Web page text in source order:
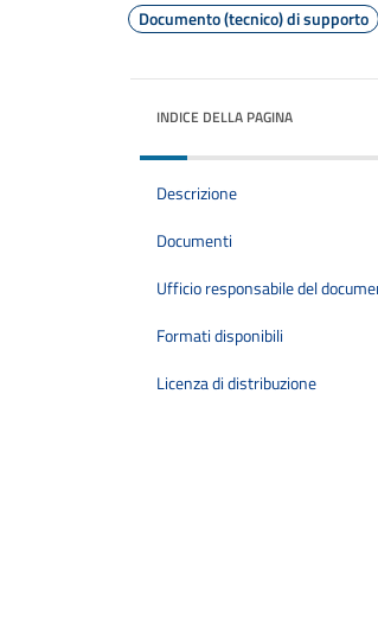
Documento (tecnico) di supporto
INDICE DELLA PAGINA
Descrizione
Documenti
Ufficio responsabile del
Formati disponibili
Licenza di distribuzione